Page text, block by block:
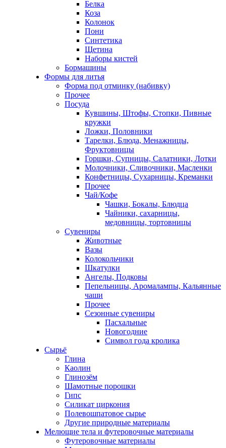
Белка
Коза
Колонок
Пони
Синтетика
Щетина
Наборы кистей
Бормашины
Формы для литья
Форма под отминку (набивку)
Прочее
Посуда
Кувшины, Штофы, Стопки, Пивные
кружки
Ложки, Половники
Тарелки, Блюда, Менажницы,
Фруктовницы
Горшки, Супницы, Салатники, Лотки
Молочники, Сливочники, Масленки
Конфетницы, Сухарницы, Креманки
Прочее
Чай/Кофе
Чашки, Бокалы, Блюдца
Чайники, сахарницы,
медовницы, тортовницы
Сувениры
Животные
Вазы
Колокольчики
Шкатулки
Ангелы, Подковы
Пепельницы, Аромалампы, Кальянные
чаши
Прочее
Сезонные сувениры
Пасхальные
Новогодние
Символ года кролика
Сырьё
Глина
Каолин
Глинозём
Шамотные порошки
Гипс
Силикат циркония
Полевошпатовое сырье
Другие природные материалы
Мелющие тела и футеровочные материалы
Футеровочные материалы